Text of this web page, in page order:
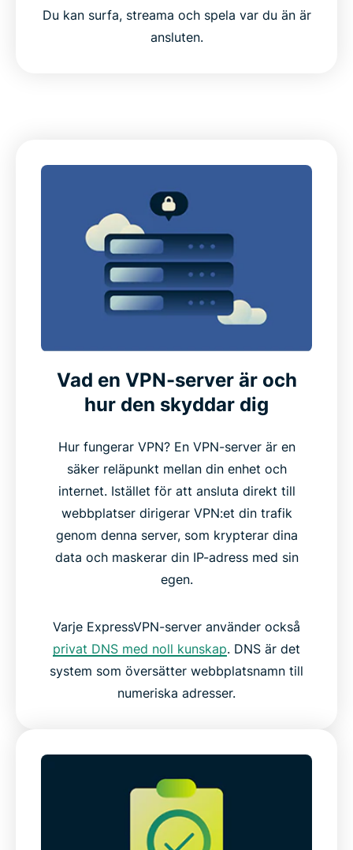
Du kan surfa, streama och spela var du än är
ansluten.
Vad en VPN-server är och
hur den skyddar dig
Hur fungerar VPN? En VPN-server är en
säker reläpunkt mellan din enhet och
internet. Istället för att ansluta direkt till
webbplatser dirigerar VPN:et din trafik
genom denna server, som krypterar dina
data och maskerar din IP-adress med sin
egen.
Varje ExpressVPN-server använder också
privat DNS med noll kunskap. DNS är det
system som översätter webbplatsnamn till
numeriska adresser.